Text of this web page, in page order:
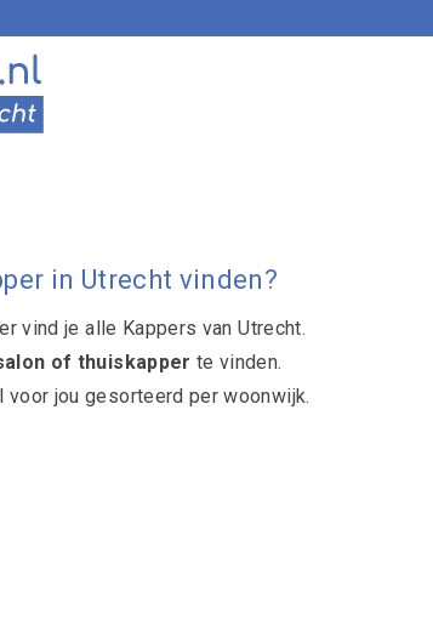
in Utrecht vinden?
vind je alle Kappers van Utrecht.
of thuiskapper te vinden.
voor jou gesorteerd per woonwijk.